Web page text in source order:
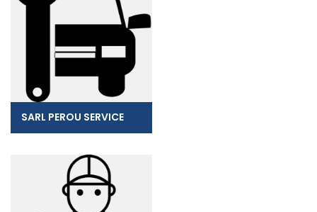
SARL PEROU SERVICE